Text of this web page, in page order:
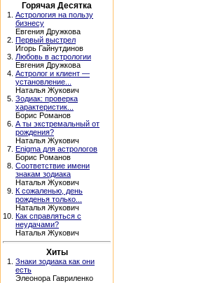
Горячая Десятка
1. Астрология на пользу
бизнесу
Евгения Дружкова
2. Первый выстрел
Игорь Гайнутдинов
3. Любовь в астрологии
Евгения Дружкова
4. Астролог и клиент —
установление...
Наталья Жукович
5. Зодиак: проверка
характеристик...
Борис Романов
6. А ты экстремальный от
рождения?
Наталья Жукович
7. Enigma для астрологов
Борис Романов
8. Соответствие имени
знакам зодиака
Наталья Жукович
9. К сожаленью, день
рожденья только...
Наталья Жукович
10. Как справляться с
неудачами?
Наталья Жукович
Хиты
1. Знаки зодиака как они
есть
Элеонора Гавриленко